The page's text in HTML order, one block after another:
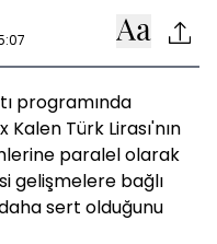
programında
Türk Lirası'nın
paralel olarak
gelişmelere bağlı
sert olduğunu